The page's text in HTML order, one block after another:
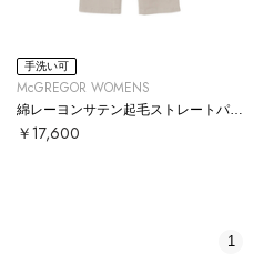
手洗い可
McGREGOR WOMENS
綿レーヨンサテン起毛ストレートパンツ
￥17,600
1